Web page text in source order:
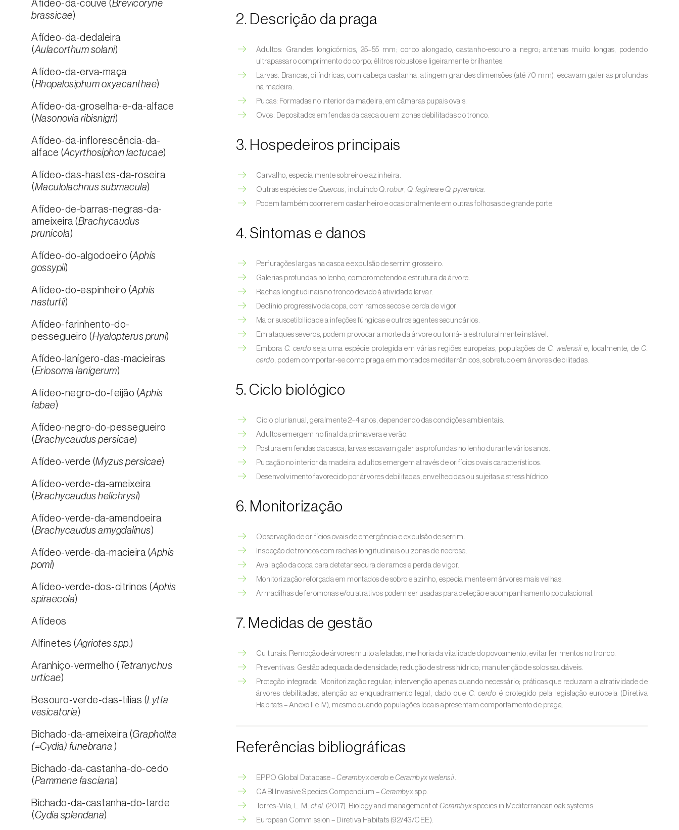
Afídeo-da-couve (Brevicoryne
brassicae)
Afídeo-da-dedaleira
(Aulacorthum solani)
Afídeo-da-erva-maça
(Rhopalosiphum oxyacanthae)
Afídeo-da-groselha-e-da-alface
(Nasonovia ribisnigri)
Afídeo-da-inflorescência-da-
alface (Acyrthosiphon lactucae)
Afídeo-das-hastes-da-roseira
(Maculolachnus submacula)
Afídeo-de-barras-negras-da-
ameixeira (Brachycaudus
prunicola)
Afídeo-do-algodoeiro (Aphis
gossypii)
Afídeo-do-espinheiro (Aphis
nasturtii)
Afídeo-farinhento-do-
pessegueiro (Hyalopterus pruni)
Afídeo-lanígero-das-macieiras
(Eriosoma lanigerum)
Afídeo-negro-do-feijão (Aphis
fabae)
Afídeo-negro-do-pessegueiro
(Brachycaudus persicae)
Afídeo-verde (Myzus persicae)
Afídeo-verde-da-ameixeira
(Brachycaudus helichrysi)
Afídeo-verde-da-amendoeira
(Brachycaudus amygdalinus)
Afídeo-verde-da-macieira (Aphis
pomi)
Afídeo-verde-dos-citrinos (Aphis
spiraecola)
Afídeos
Alfinetes (Agriotes spp.)
Aranhiço-vermelho ( Tetranychus
urticae)
Besouro‑verde‑das‑tílias (Lytta
vesicatoria)
Bichado-da-ameixeira (Grapholita
(=Cydia) funebrana )
Bichado-da-castanha-do-cedo
(Pammene fasciana)
Bichado-da-castanha-do-tarde
(Cydia splendana)
2. Descrição da praga
Adultos: Grandes longicórnios, 25–55 mm; corpo alongado, castanho‑escuro a negro; antenas muito longas, podendo
ultrapassar o comprimento do corpo; élitros robustos e ligeiramente brilhantes.
Larvas: Brancas, cilíndricas, com cabeça castanha; atingem grandes dimensões (até 70 mm); escavam galerias profundas
na madeira.
Pupas: Formadas no interior da madeira, em câmaras pupais ovais.
Ovos: Depositados em fendas da casca ou em zonas debilitadas do tronco.
3. Hospedeiros principais
Carvalho, especialmente sobreiro e azinheira.
Outras espécies de Quercus , incluindoQ. robur, Q. faginea e Q. pyrenaica.
Podem também ocorrer em castanheiro e ocasionalmente em outras folhosas de grande porte.
4. Sintomas e danos
Perfurações largas na casca e expulsão de serrim grosseiro.
Galerias profundas no lenho, comprometendo a estrutura da árvore.
Rachas longitudinais no tronco devido à atividade larvar.
Declínio progressivo da copa, com ramos secos e perda de vigor.
Maior suscetibilidade a infeções fúngicas e outros agentes secundários.
Em ataques severos, podem provocar a morte da árvore ou torná‑la estruturalmente instável.
Embora C. cerdo seja uma espécie protegida em várias regiões europeias, populações deC. welensii e, localmente, deC.
cerdo, podem comportar‑se como praga em montados mediterrânicos, sobretudo em árvores debilitadas.
5. Ciclo biológico
Ciclo plurianual, geralmente 2–4 anos, dependendo das condições ambientais.
Adultos emergem no final da primavera e verão.
Postura em fendas da casca; larvas escavam galerias profundas no lenho durante vários anos.
Pupação no interior da madeira; adultos emergem através de orifícios ovais característicos.
Desenvolvimento favorecido por árvores debilitadas, envelhecidas ou sujeitas a stress hídrico.
6. Monitorização
Observação de orifícios ovais de emergência e expulsão de serrim.
Inspeção de troncos com rachas longitudinais ou zonas de necrose.
Avaliação da copa para detetar secura de ramos e perda de vigor.
Monitorização reforçada em montados de sobro e azinho, especialmente em árvores mais velhas.
Armadilhas de feromonas e/ou atrativos podem ser usadas para deteção e acompanhamento populacional.
7. Medidas de gestão
Culturais: Remoção de árvores muito afetadas; melhoria da vitalidade do povoamento; evitar ferimentos no tronco.
Preventivas: Gestão adequada de densidade; redução de stress hídrico; manutenção de solos saudáveis.
Proteção integrada: Monitorização regular; intervenção apenas quando necessário; práticas que reduzam a atratividade de
árvores debilitadas; atenção ao enquadramento legal, dado que C. cerdo é protegido pela legislação europeia (Diretiva
Habitats – Anexo II e IV), mesmo quando populações locais apresentam comportamento de praga.
Referências bibliográficas
EPPO Global Database –Cerambyx cerdo eCerambyx welensii
CABI Invasive Species Compendium – Cerambyx spp.
Torres‑Vila, L. M. et al. (2017). Biology and management ofCerambyx species in Mediterranean oak systems.
European Commission – Diretiva Habitats (92/43/CEE).